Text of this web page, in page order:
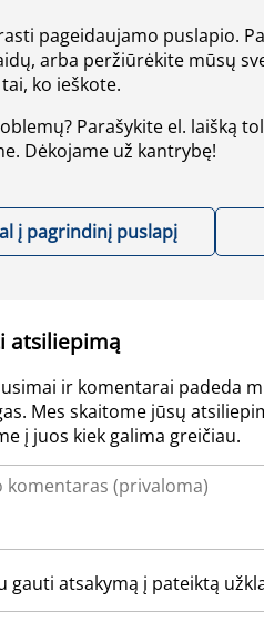
pageidaujamo puslapio.
arba peržiūrėkite mūsų
ko ieškote.
Parašykite el. laišką
Dėkojame už kantrybę!
į pagrindinį puslapį
atsiliepimą
ir komentarai padeda
Mes skaitome jūsų
į juos kiek galima greičiau.
gauti atsakymą į pateiktą